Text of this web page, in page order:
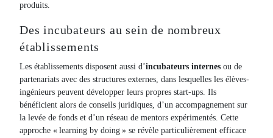
produits.
Des incubateurs au sein de nombreux
établissements
Les établissements disposent aussi d’incubateurs internes ou de
partenariats avec des structures externes, dans lesquelles les élèves-
ingénieurs peuvent développer leurs propres start-ups. Ils
bénéficient alors de conseils juridiques, d’un accompagnement sur
la levée de fonds et d’un réseau de mentors expérimentés. Cette
approche « learning by doing » se révèle particulièrement efficace